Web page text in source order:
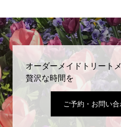
オーダーメイドトリート
贅沢な時間を
ご予約・お問い